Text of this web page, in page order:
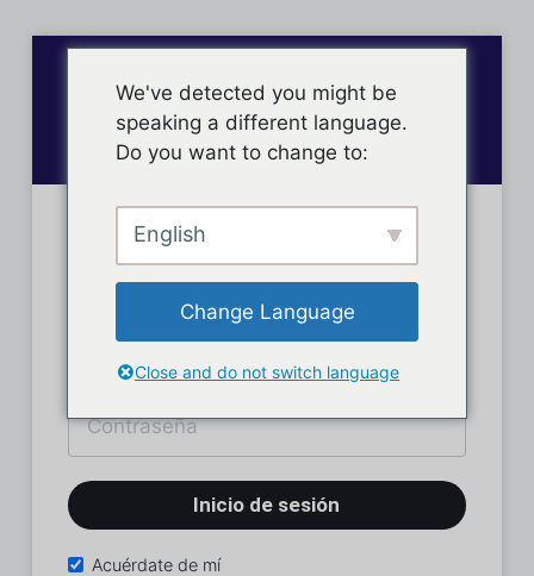
Inicio de sesión
Acuérdate de mí
We've detected you might be
speaking a different language.
Do you want to change to:
English
Change Language
Close and do not switch language